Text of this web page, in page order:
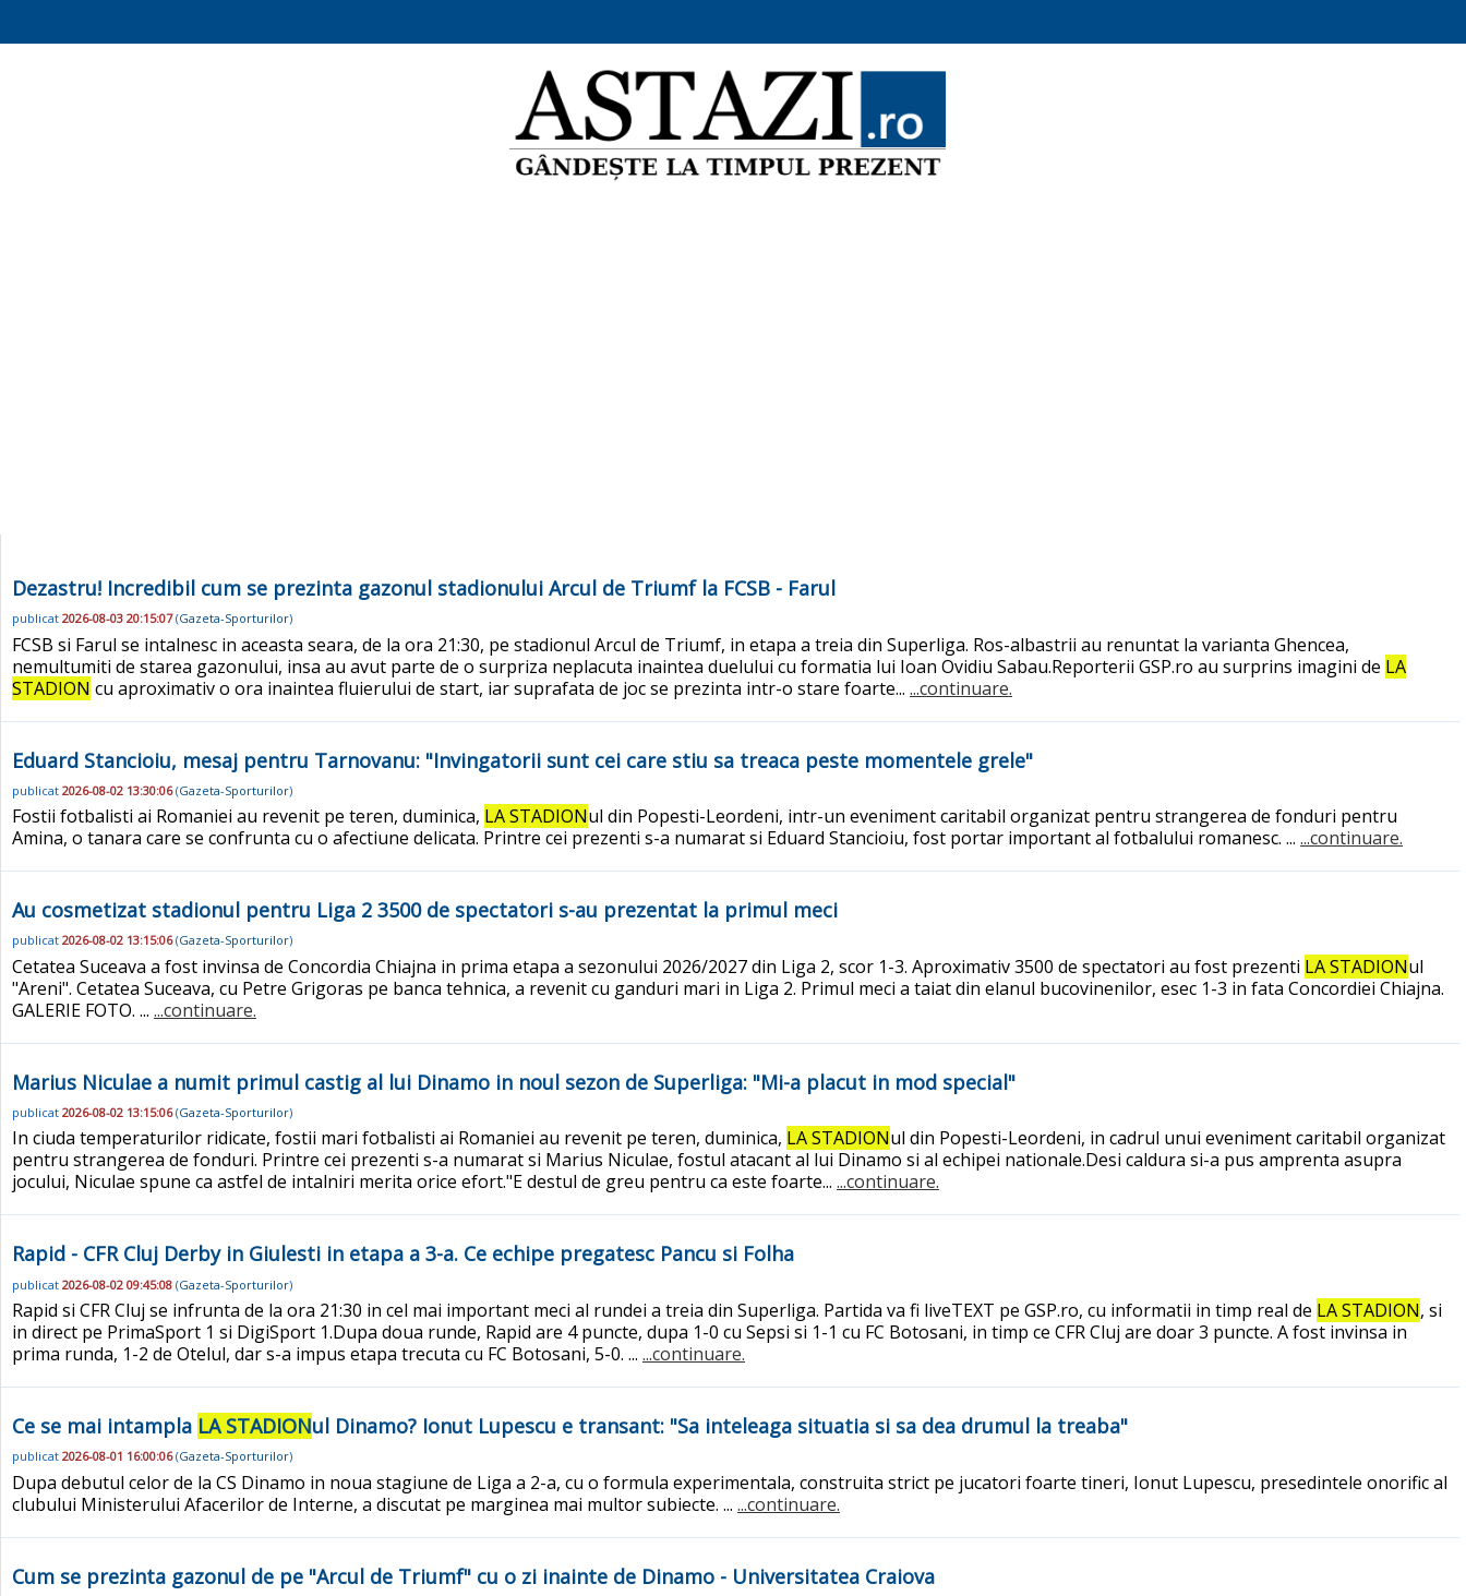
Dezastru! Incredibil cum se prezinta gazonul stadionului Arcul de Triumf la FCSB - Farul
publicat 2026-08-03 20:15:07(Gazeta-Sporturilor)
FCSB si Farul se intalnesc in aceasta seara, de la ora 21:30, pe stadionul Arcul de Triumf, in etapa a treia din Superliga. Ros-albastrii au renuntat la varianta Ghencea,
nemultumiti de starea gazonului, insa au avut parte de o surpriza neplacuta inaintea duelului cu formatia lui Ioan Ovidiu Sabau.Reporterii GSP.ro au surprins imagini de LA
STADION cu aproximativ o ora inaintea fluierului de start, iar suprafata de joc se prezinta intr-o stare foarte... ...continuare.
Eduard Stancioiu, mesaj pentru Tarnovanu: "Invingatorii sunt cei care stiu sa treaca peste momentele grele"
publicat 2026-08-02 13:30:06(Gazeta-Sporturilor)
Fostii fotbalisti ai Romaniei au revenit pe teren, duminica, LA STADIONul din Popesti-Leordeni, intr-un eveniment caritabil organizat pentru strangerea de fonduri pentru
Amina, o tanara care se confrunta cu o afectiune delicata. Printre cei prezenti s-a numarat si Eduard Stancioiu, fost portar important al fotbalului romanesc. ... ...continuare.
Au cosmetizat stadionul pentru Liga 2 3500 de spectatori s-au prezentat la primul meci
publicat 2026-08-02 13:15:06(Gazeta-Sporturilor)
Cetatea Suceava a fost invinsa de Concordia Chiajna in prima etapa a sezonului 2026/2027 din Liga 2, scor 1-3. Aproximativ 3500 de spectatori au fost prezenti LA STADIONul
"Areni". Cetatea Suceava, cu Petre Grigoras pe banca tehnica, a revenit cu ganduri mari in Liga 2. Primul meci a taiat din elanul bucovinenilor, esec 1-3 in fata Concordiei Chiajna.
GALERIE FOTO. ... ...continuare.
Marius Niculae a numit primul castig al lui Dinamo in noul sezon de Superliga: "Mi-a placut in mod special"
publicat 2026-08-02 13:15:06(Gazeta-Sporturilor)
In ciuda temperaturilor ridicate, fostii mari fotbalisti ai Romaniei au revenit pe teren, duminica, LA STADIONul din Popesti-Leordeni, in cadrul unui eveniment caritabil organizat
pentru strangerea de fonduri. Printre cei prezenti s-a numarat si Marius Niculae, fostul atacant al lui Dinamo si al echipei nationale.Desi caldura si-a pus amprenta asupra
jocului, Niculae spune ca astfel de intalniri merita orice efort."E destul de greu pentru ca este foarte... ...continuare.
Rapid - CFR Cluj Derby in Giulesti in etapa a 3-a. Ce echipe pregatesc Pancu si Folha
publicat 2026-08-02 09:45:08 (Gazeta-Sporturilor)
Rapid si CFR Cluj se infrunta de la ora 21:30 in cel mai important meci al rundei a treia din Superliga. Partida va fi liveTEXT pe GSP.ro, cu informatii in timp real de LA STADION, si
in direct pe PrimaSport 1 si DigiSport 1.Dupa doua runde, Rapid are 4 puncte, dupa 1-0 cu Sepsi si 1-1 cu FC Botosani, in timp ce CFR Cluj are doar 3 puncte. A fost invinsa in
prima runda, 1-2 de Otelul, dar s-a impus etapa trecuta cu FC Botosani, 5-0. ... ...continuare.
Ce se mai intampla LA STADIONul Dinamo? Ionut Lupescu e transant: "Sa inteleaga situatia si sa dea drumul la treaba"
publicat 2026-08-01 16:00:06(Gazeta-Sporturilor)
Dupa debutul celor de la CS Dinamo in noua stagiune de Liga a 2-a, cu o formula experimentala, construita strict pe jucatori foarte tineri, Ionut Lupescu, presedintele onorific al
clubului Ministerului Afacerilor de Interne, a discutat pe marginea mai multor subiecte. ... ...continuare.
Cum se prezinta gazonul de pe "Arcul de Triumf" cu o zi inainte de Dinamo - Universitatea Craiova